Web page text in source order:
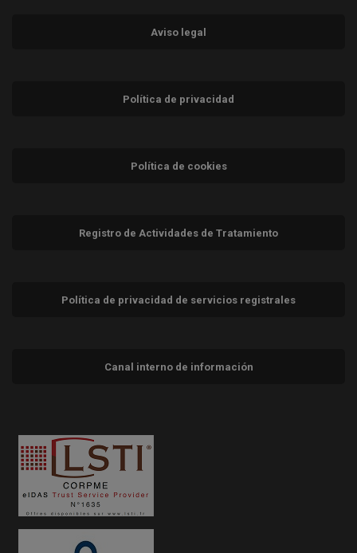
Aviso legal
Política de privacidad
Política de cookies
Registro de Actividades de Tratamiento
Política de privacidad de servicios registrales
Canal interno de información